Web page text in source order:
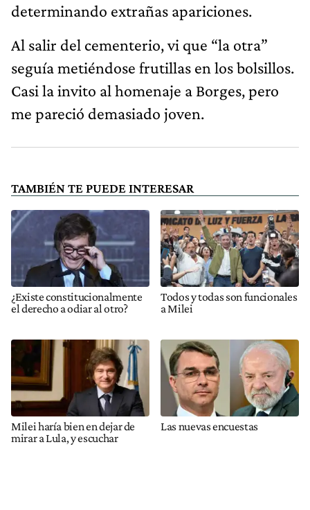
determinando extrañas apariciones.
Al salir del cementerio, vi que “la otra”
seguía metiéndose frutillas en los bolsillos.
Casi la invito al homenaje a Borges, pero
me pareció demasiado joven.
TAMBIÉN TE PUEDE INTERESAR
¿Existe constitucionalmente
el derecho a odiar al otro?
Todos y todas son funcionales
a Milei
Milei haría bien en dejar de
mirar a Lula, y escuchar
Las nuevas encuestas